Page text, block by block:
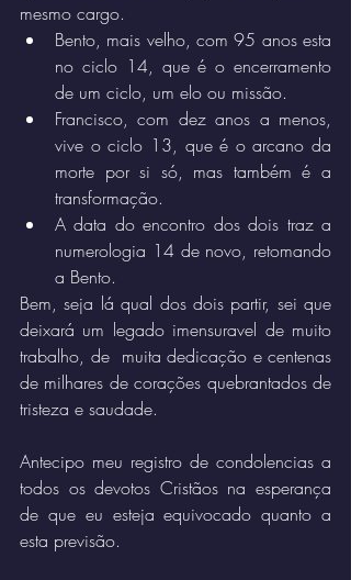
mesmo cargo.
Bento, mais velho, com 95 anos esta
no ciclo 14, que é o encerramento
de um ciclo, um elo ou missão.
Francisco, com dez anos a menos,
vive o ciclo 13, que é o arcano da
morte por si só, mas também é a
transformação.
A data do encontro dos dois traz a
numerologia 14 de novo, retomando
a Bento.
Bem, seja lá qual dos dois partir, sei que
deixará um legado imensuravel de muito
trabalho, de  muita dedicação e centenas
de milhares de corações quebrantados de
tristeza e saudade.
Antecipo meu registro de condolencias a
todos os devotos Cristãos na esperança
de que eu esteja equivocado quanto a
esta previsão.